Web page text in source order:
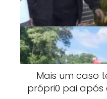
Mais um caso
própri0 pai após